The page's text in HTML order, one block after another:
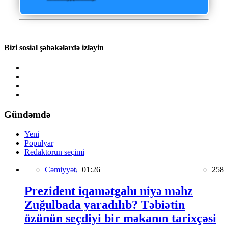
Bizi sosial şəbəkələrdə izləyin
Gündəmdə
Yeni
Populyar
Redaktorun seçimi
Cəmiyyət, 01:26 258
Prezident iqamətgahı niyə məhz
Zuğulbada yaradılıb? Təbiətin
özünün seçdiyi bir məkanın tarixçəsi